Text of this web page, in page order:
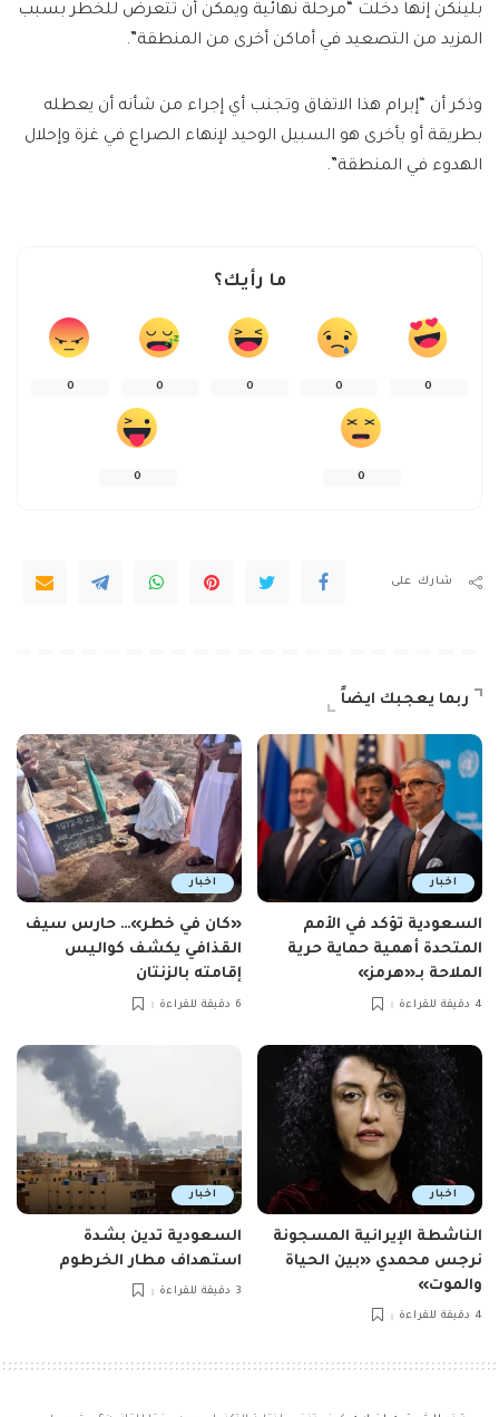
بلينكن إنها دخلت “مرحلة نهائية ويمكن أن تتعرض للخطر بسبب
المزيد من التصعيد في أماكن أخرى من المنطقة”.
وذكر أن “إبرام هذا الاتفاق وتجنب أي إجراء من شأنه أن يعطله
بطريقة أو بأخرى هو السبيل الوحيد لإنهاء الصراع في غزة وإحلال
الهدوء في المنطقة”.
ما رأيك؟
0
0
0
0
0
0
0
شارك على
ربما يعجبك ايضاً
اخبار
السعودية تؤكد في الأمم
المتحدة أهمية حماية حرية
الملاحة بـ«هرمز»
4 دقيقة للقراءة
اخبار
«كان في خطر»… حارس سيف
القذافي يكشف كواليس
إقامته بالزنتان
6 دقيقة للقراءة
اخبار
الناشطة الإيرانية المسجونة
نرجس محمدي «بين الحياة
والموت»
4 دقيقة للقراءة
اخبار
السعودية تدين بشدة
استهداف مطار الخرطوم
3 دقيقة للقراءة